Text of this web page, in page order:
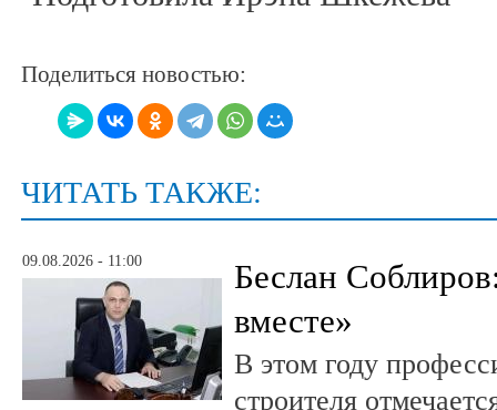
Поделиться новостью:
ЧИТАТЬ ТАКЖЕ:
09.08.2026 - 11:00
Беслан
вместе»
В этом году
строителя